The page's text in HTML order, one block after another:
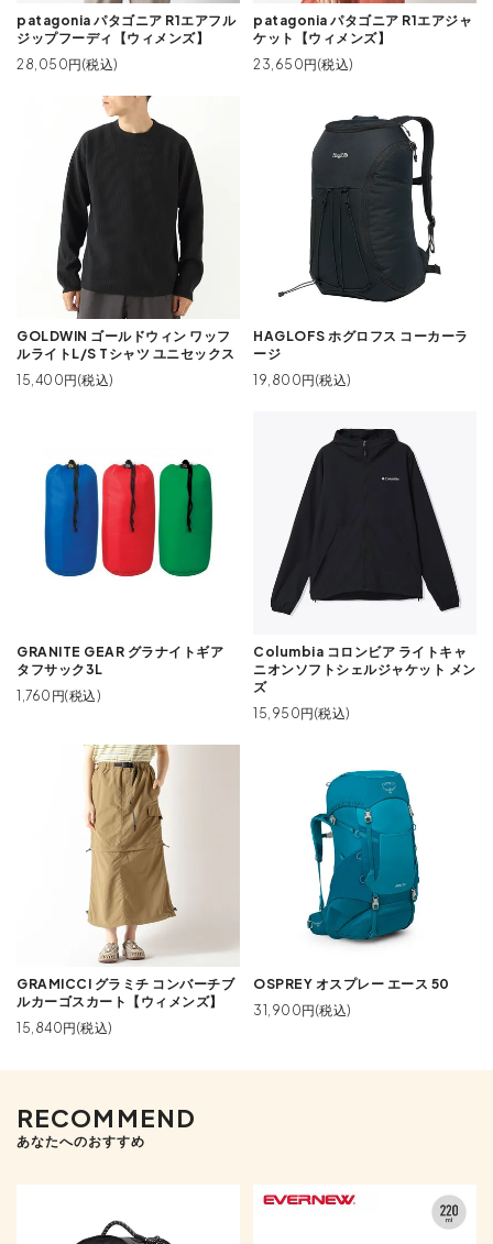
patagonia パタゴニア R1エアフル
ジップフーディ【ウィメンズ】
28,050円(税込)
patagonia パタゴニア R1エアジャ
ケット【ウィメンズ】
23,650円(税込)
GOLDWIN ゴールドウィン ワッフ
ルライトL/S Tシャツ ユニセックス
15,400円(税込)
HAGLOFS ホグロフス コーカーラ
ージ
19,800円(税込)
GRANITE GEAR グラナイトギア
タフサック3L
1,760円(税込)
Columbia コロンビア ライトキャ
ニオンソフトシェルジャケット メン
ズ
15,950円(税込)
GRAMICCI グラミチ コンバーチブ
ルカーゴスカート【ウィメンズ】
15,840円(税込)
OSPREY オスプレー エース 50
31,900円(税込)
RECOMMEND
あなたへのおすすめ